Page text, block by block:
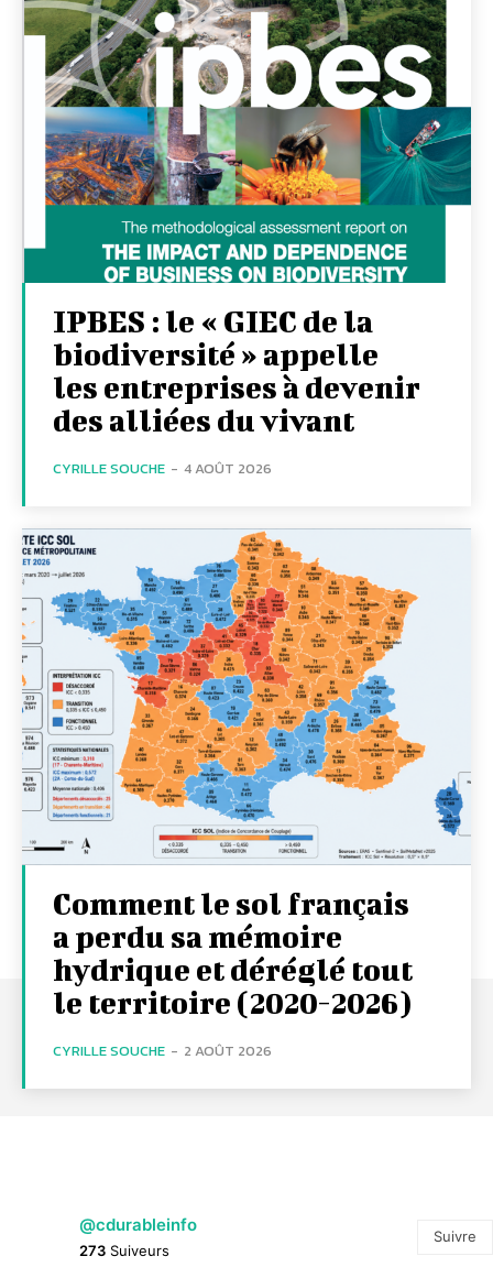
IPBES : le « GIEC de la
biodiversité » appelle
les entreprises à devenir
des alliées du vivant
CYRILLE SOUCHE - 4 AOÛT 2026
Comment le sol français
a perdu sa mémoire
hydrique et déréglé tout
le territoire (2020-2026)
CYRILLE SOUCHE - 2 AOÛT 2026
@cdurableinfo
273 Suiveurs
Suivre